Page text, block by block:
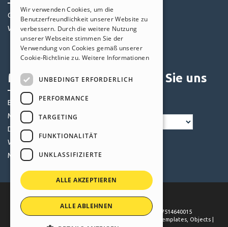
Community
Websites von Nutzern
Templates
Objekte
Angebote
Mein Profil
Eigene Beiträge
Meine Lizenz
Downloads
Webhosting
Meine Credits
Folgen Sie uns
. All rights reserved. P.IVA IT07514640015
Templates Objects
GERMAN
SPANISH
PORTUGUESE
Wir verwenden Cookies, um die
Benutzerfreundlichkeit unserer Website zu
verbessern. Durch die weitere Nutzung
unserer Webseite stimmen Sie der
Verwendung von Cookies gemäß unserer
Cookie-Richtlinie zu. Weitere Informationen
UNBEDINGT ERFORDERLICH
PERFORMANCE
TARGETING
FUNKTIONALITÄT
UNKLASSIFIZIERTE
ALLE AKZEPTIEREN
ALLE ABLEHNEN